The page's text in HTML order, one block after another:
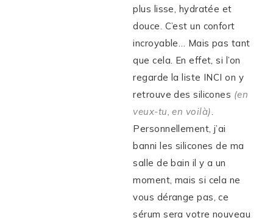
plus lisse, hydratée et
douce. C’est un confort
incroyable… Mais pas tant
que cela. En effet, si l’on
regarde la liste INCI on y
retrouve des silicones (en
veux-tu, en voilà).
Personnellement, j’ai
banni les silicones de ma
salle de bain il y a un
moment, mais si cela ne
vous dérange pas, ce
sérum sera votre nouveau